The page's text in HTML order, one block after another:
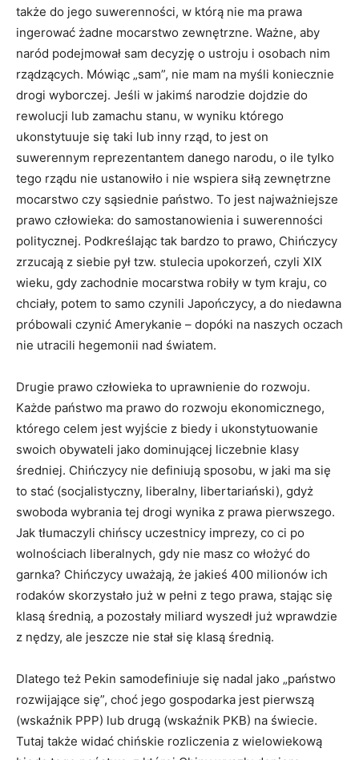
także do jego suwerenności, w którą nie ma prawa
ingerować żadne mocarstwo zewnętrzne. Ważne, aby
naród podejmował sam decyzję o ustroju i osobach nim
rządzących. Mówiąc „sam”, nie mam na myśli koniecznie
drogi wyborczej. Jeśli w jakimś narodzie dojdzie do
rewolucji lub zamachu stanu, w wyniku którego
ukonstytuuje się taki lub inny rząd, to jest on
suwerennym reprezentantem danego narodu, o ile tylko
tego rządu nie ustanowiło i nie wspiera siłą zewnętrzne
mocarstwo czy sąsiednie państwo. To jest najważniejsze
prawo człowieka: do samostanowienia i suwerenności
politycznej. Podkreślając tak bardzo to prawo, Chińczycy
zrzucają z siebie pył tzw. stulecia upokorzeń, czyli XIX
wieku, gdy zachodnie mocarstwa robiły w tym kraju, co
chciały, potem to samo czynili Japończycy, a do niedawna
próbowali czynić Amerykanie – dopóki na naszych oczach
nie utracili hegemonii nad światem.
Drugie prawo człowieka to uprawnienie do rozwoju.
Każde państwo ma prawo do rozwoju ekonomicznego,
którego celem jest wyjście z biedy i ukonstytuowanie
swoich obywateli jako dominującej liczebnie klasy
średniej. Chińczycy nie definiują sposobu, w jaki ma się
to stać (socjalistyczny, liberalny, libertariański), gdyż
swoboda wybrania tej drogi wynika z prawa pierwszego.
Jak tłumaczyli chińscy uczestnicy imprezy, co ci po
wolnościach liberalnych, gdy nie masz co włożyć do
garnka? Chińczycy uważają, że jakieś 400 milionów ich
rodaków skorzystało już w pełni z tego prawa, stając się
klasą średnią, a pozostały miliard wyszedł już wprawdzie
z nędzy, ale jeszcze nie stał się klasą średnią.
Dlatego też Pekin samodefiniuje się nadal jako „państwo
rozwijające się”, choć jego gospodarka jest pierwszą
(wskaźnik PPP) lub drugą (wskaźnik PKB) na świecie.
Tutaj także widać chińskie rozliczenia z wielowiekową